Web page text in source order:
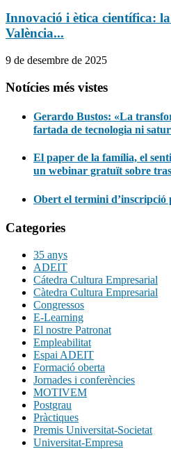
Innovació i ètica científica:
València...
9 de desembre de 2025
Notícies més vistes
Gerardo Bustos: «La
fartada de tecnologia ni
El paper de la família, el
un webinar gratuït sobre
Obert el termini
Categories
35 anys
ADEIT
Cátedra Cultura Empresarial
Càtedra Cultura Empresarial
Congressos
E-Learning
El nostre Patronat
Empleabilitat
Espai ADEIT
Formació oberta
Jornades i conferències
MOTIVEM
Postgrau
Pràctiques
Premis Universitat-Societat
Universitat-Empresa